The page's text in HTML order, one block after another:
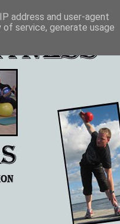
address and user-agent
service, generate usage